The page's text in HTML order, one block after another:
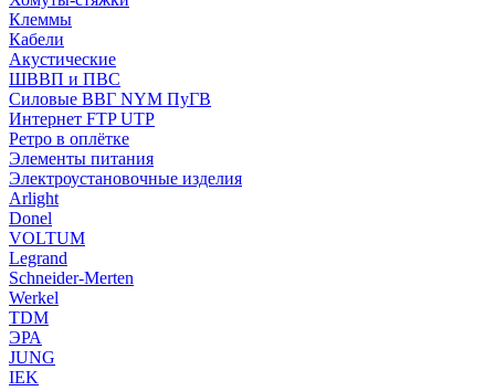
Клеммы
Кабели
Акустические
ШВВП и ПВС
Силовые ВВГ NYM ПуГВ
Интернет FTP UTP
Ретро в оплётке
Элементы питания
Электроустановочные изделия
Arlight
Donel
VOLTUM
Legrand
Schneider-Merten
Werkel
TDM
ЭРА
JUNG
IEK